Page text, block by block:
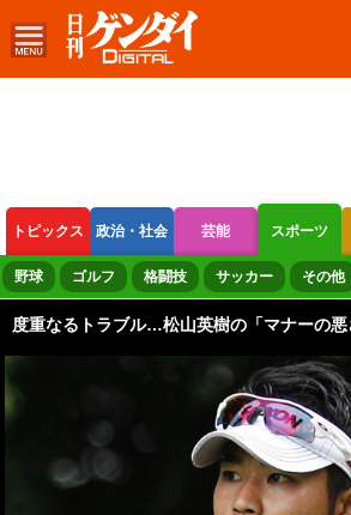
トピックス 政治・社会 芸能 スポーツ
ボートレース 競輪 オートレース
野球 ゴルフ 格闘技 サッカー その他
度重なるトラブル…松山英樹の「マナーの